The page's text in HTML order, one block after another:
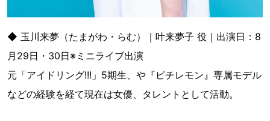
◆ 玉川来夢（たまがわ・らむ）｜叶来夢子 役｜出演日：8
月29日・30日※ミニライブ出演
元「アイドリング!!!」5期生、や『ピチレモン』専属モデル
などの経験を経て現在は女優、タレントとして活動。